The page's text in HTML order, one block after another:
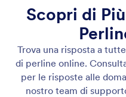
Scopri di
Trova una risposta a
di perline online.
per le risposte alle
nostro team di